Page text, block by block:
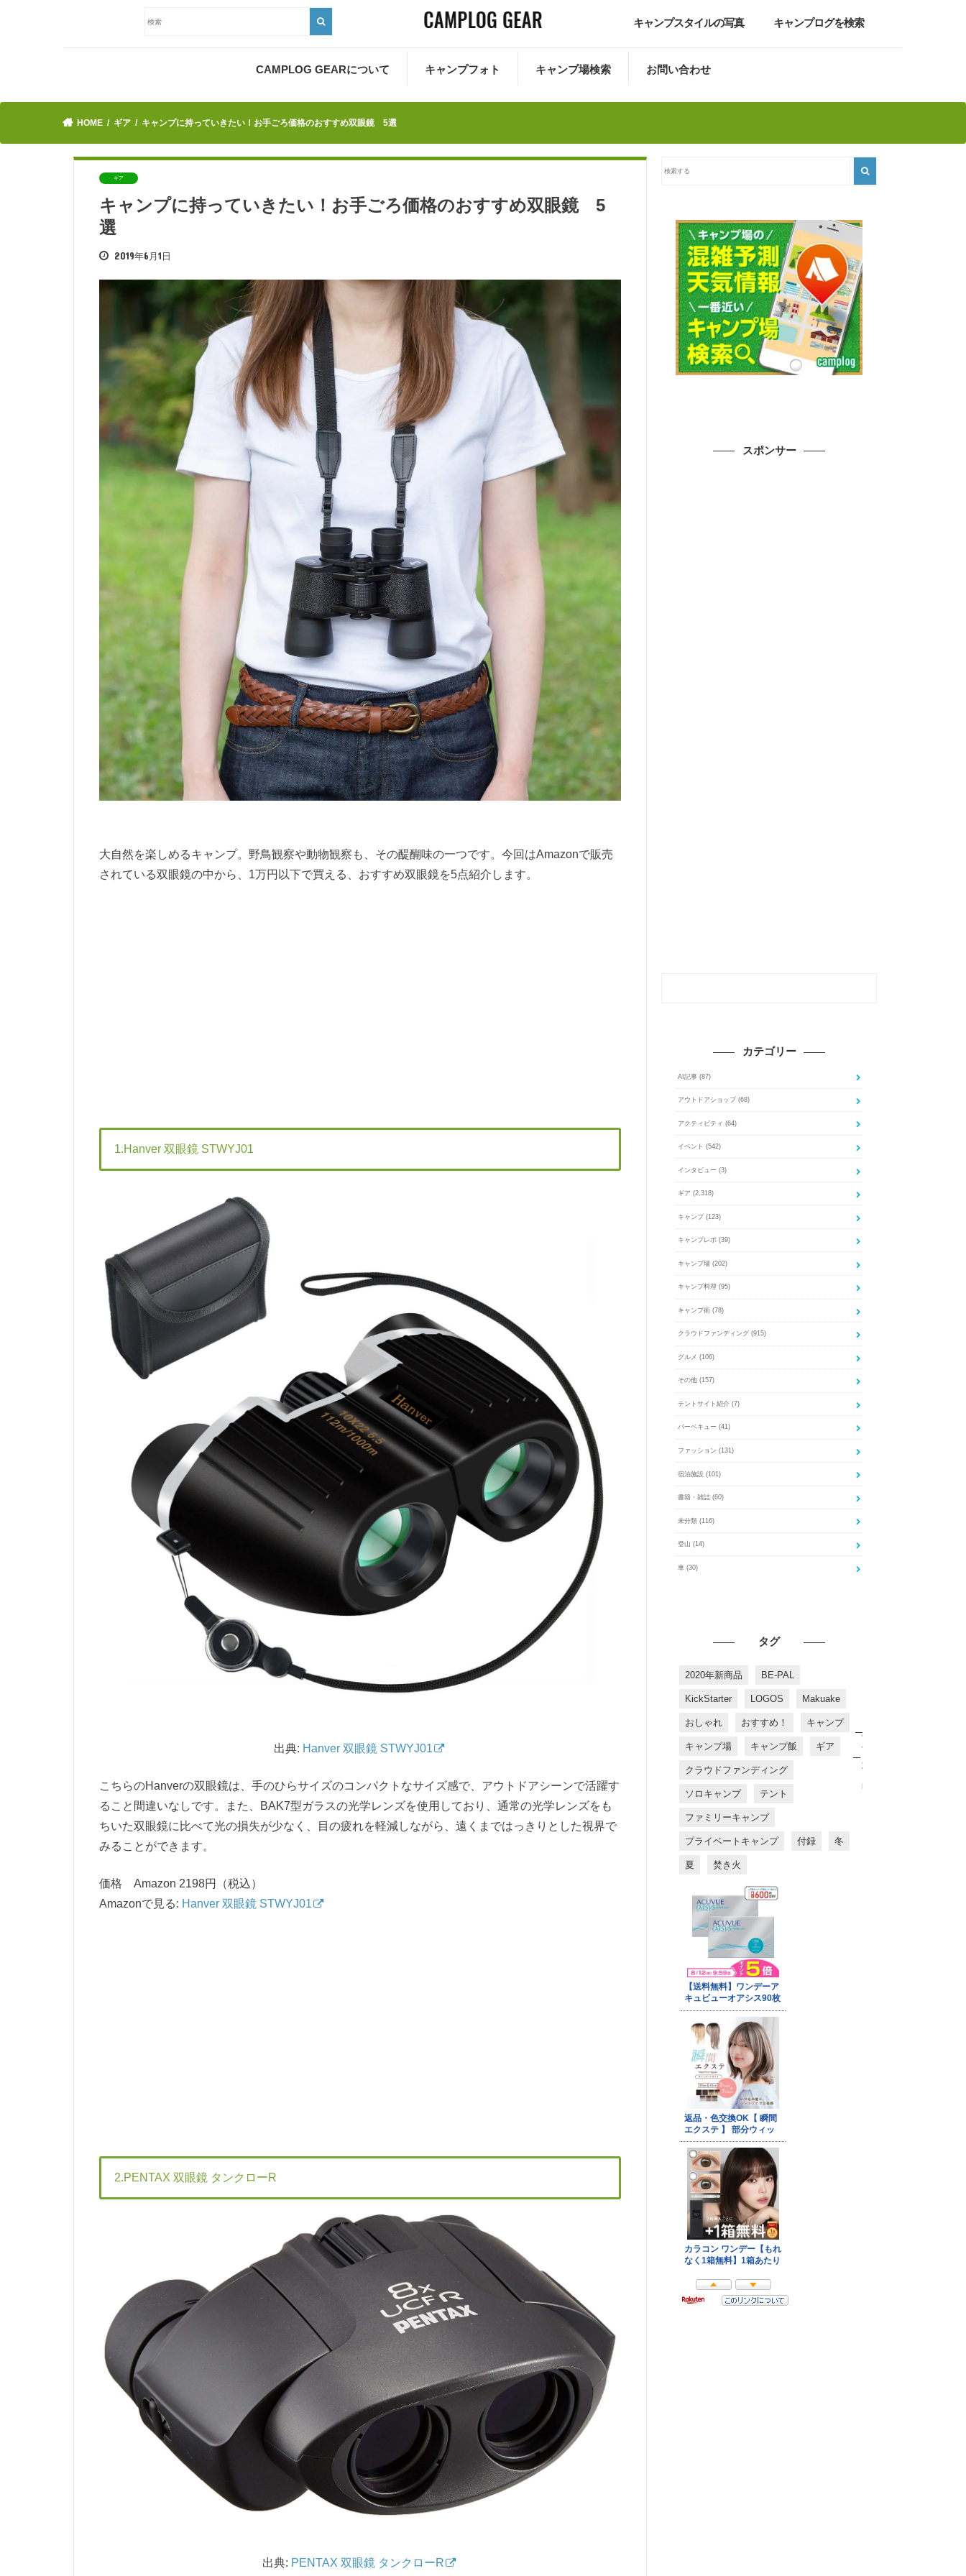
キャンプスタイルの写真 キャンプログを検索
CAMPLOG GEARについて キャンプフォト キャンプ場検索 お問い合わせ
HOME ギア キャンプに持っていきたい！お手ごろ価格のおすすめ双眼鏡 5選
ギア
キャンプに持っていきたい！お手ごろ価格のおすすめ双眼鏡 5
選
2019年6月1日
大自然を楽しめるキャンプ。野鳥観察や動物観察も、その醍醐味の一つです。今回はAmazonで販売
されている双眼鏡の中から、1万円以下で買える、おすすめ双眼鏡を5点紹介します。
1.Hanver 双眼鏡 STWYJ01
出典: Hanver 双眼鏡 STWYJ01
こちらのHanverの双眼鏡は、手のひらサイズのコンパクトなサイズ感で、アウトドアシーンで活躍す
ること間違いなしです。また、BAK7型ガラスの光学レンズを使用しており、通常の光学レンズをも
ちいた双眼鏡に比べて光の損失が少なく、目の疲れを軽減しながら、遠くまではっきりとした視界で
みることができます。
価格 Amazon 2198円（税込）
Amazonで見る: Hanver 双眼鏡 STWYJ01
2.PENTAX 双眼鏡 タンクローR
出典: PENTAX 双眼鏡 タンクローR
スポンサー
カテゴリー
AI記事 (87)
アウトドアショップ (68)
アクティビティ (64)
イベント (542)
インタビュー (3)
ギア (2,318)
キャンプ (123)
キャンプレポ (39)
キャンプ場 (202)
キャンプ料理 (95)
キャンプ術 (78)
クラウドファンディング (915)
グルメ (106)
その他 (157)
テントサイト紹介 (7)
バーベキュー (41)
ファッション (131)
宿泊施設 (101)
書籍・雑誌 (60)
未分類 (116)
登山 (14)
車 (30)
タグ
2020年新商品 BE-PAL
KickStarter LOGOS Makuake
おしゃれ おすすめ！ キャンプ
キャンプ場 キャンプ飯 ギア
クラウドファンディング
ソロキャンプ テント
ファミリーキャンプ
プライベートキャンプ 付録 冬
夏 焚き火
す
す
め
商
品